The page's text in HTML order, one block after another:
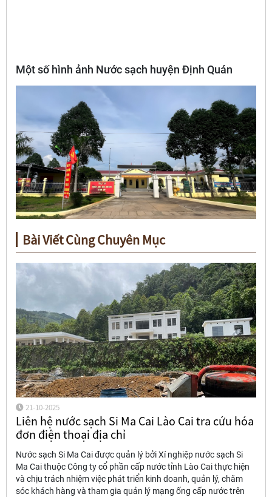
Một số hình ảnh Nước sạch huyện Định Quán
Bài Viết Cùng Chuyên Mục
21-10-2025
Liên hệ nước sạch Si Ma Cai Lào Cai tra cứu hóa
đơn điện thoại địa chỉ
Nước sạch Si Ma Cai được quản lý bởi Xí nghiệp nước sạch Si
Ma Cai thuộc Công ty cổ phần cấp nước tỉnh Lào Cai thực hiện
và chịu trách nhiệm việc phát triển kinh doanh, quản lý, chăm
sóc khách hàng và tham gia quản lý mạng ống cấp nước trên